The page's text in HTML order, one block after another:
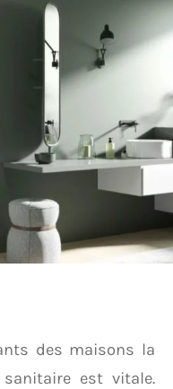
des maisons la
sanitaire est vitale.